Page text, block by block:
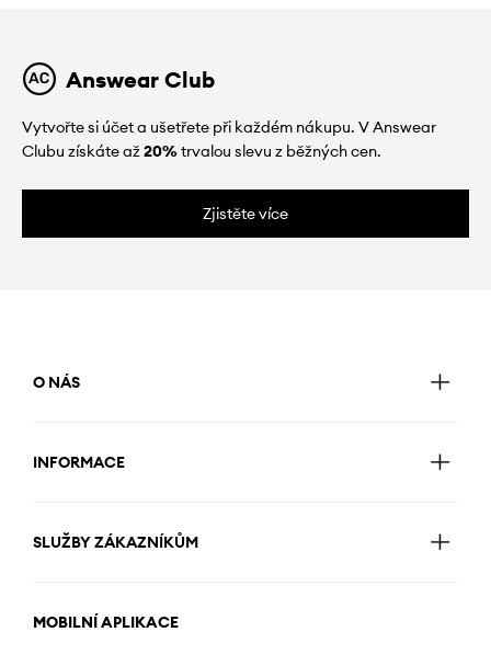
Answear Club
Vytvořte si účet a ušetřete při každém nákupu. V Answear
Clubu získáte až20%trvalou slevu z běžných cen.
Zjistěte více
O NÁS
INFORMACE
SLUŽBY ZÁKAZNÍKŮM
MOBILNÍ APLIKACE